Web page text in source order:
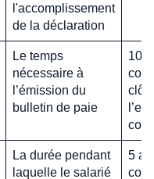
l'accomplissement
de la déclaration
Le temps
nécessaire à
l’émission du
bulletin de paie
10
La durée pendant
laquelle le salarié
5